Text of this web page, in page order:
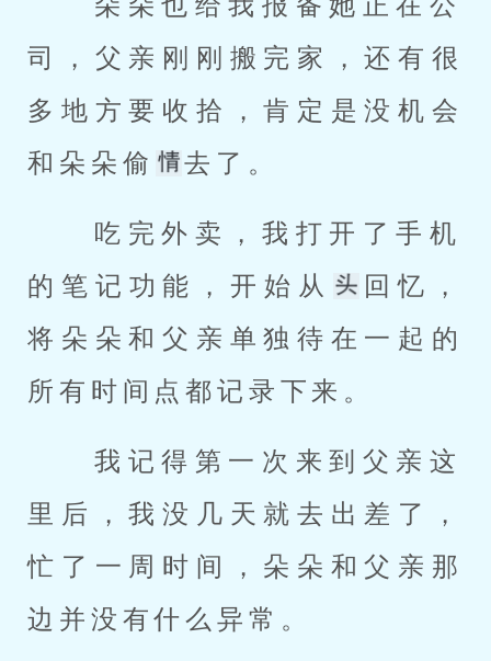
司，父亲刚刚搬完家，还有很
多地方要收拾，肯定是没机会
和朵朵偷
去了。
的笔记功能，开始从
回忆，
将朵朵和父亲单独待在一起的
所有时间点都记录下来。
里后，我没几天就去出差了，
忙了一周时间，朵朵和父亲那
边并没有什么异常。